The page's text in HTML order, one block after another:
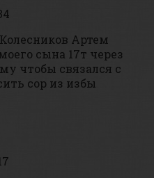
Артем
сына 17т через
чтобы связался с
сор из избы